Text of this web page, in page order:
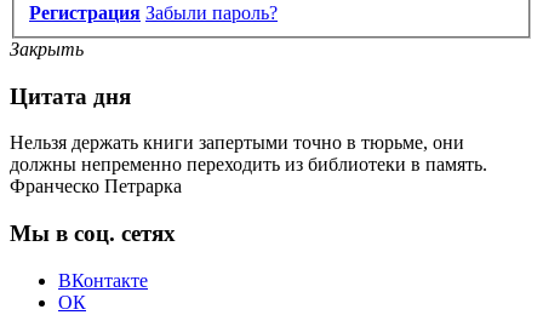
Регистрация Забыли пароль?
Закрыть
Цитата дня
Нельзя держать книги запертыми точно в тюрьме, они
должны непременно переходить из библиотеки в память.
Франческо Петрарка
Мы в соц. сетях
ВКонтакте
ОК